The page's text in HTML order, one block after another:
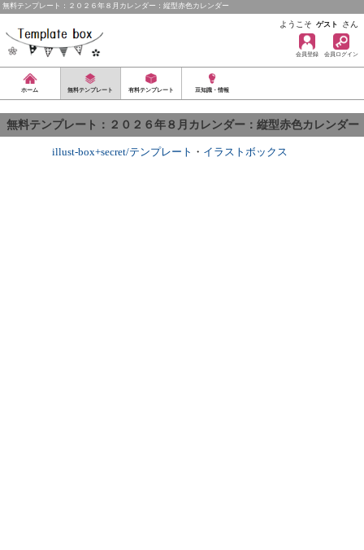
無料テンプレート：２０２６年８月カレンダー：縦型赤色カレンダー
ようこそ ゲスト さん
会員登録 会員ログイン
ホーム 無料テンプレート 有料テンプレート 豆知識・情報
無料テンプレート：２０２６年８月カレンダー：縦型赤色カレンダー
illust-box+secret/テンプレート ・ イラストボックス